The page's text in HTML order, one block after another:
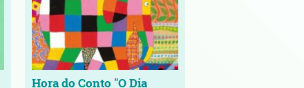
Hora do Conto "O Dia